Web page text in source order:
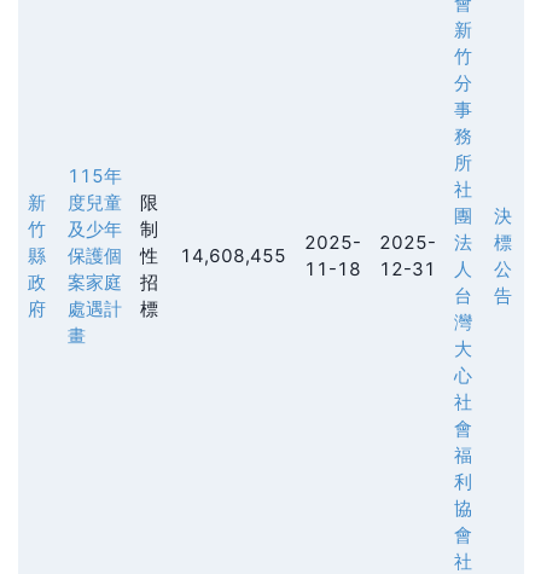
新
竹
縣
政
府
115年
度兒童
及少年
保護個
案家庭
處遇計
畫
限
制
性
招
標
14,608,455
2025-
11-18
2025-
12-31
新
竹
分
事
務
所
社
團
法
人
台
灣
大
心
社
會
福
利
協
會
社
決
標
公
告